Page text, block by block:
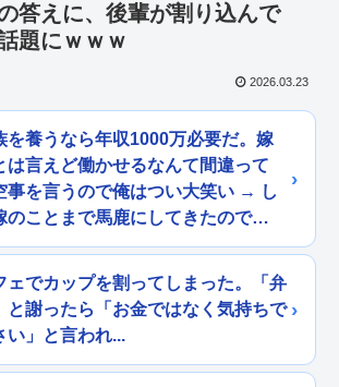
答えに、後輩が割り込んで
題にｗｗｗ
2026.03.23
を養うなら年収1000万必要だ。嫁
は言えど働かせるなんて間違って
事を言うので俺はつい大笑い → し
のことまで馬鹿にしてきたので…
ェでカップを割ってしまった。「弁
と謝ったら「お金ではなく気持ちで
い」と言われ...